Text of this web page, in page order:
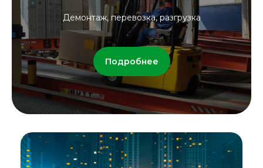
Демонтаж, перевозка, разгрузка
Подробнее